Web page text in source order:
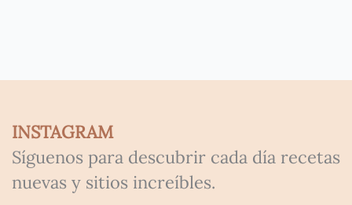
INSTAGRAM
Síguenos para descubrir cada día recetas
nuevas y sitios increíbles.